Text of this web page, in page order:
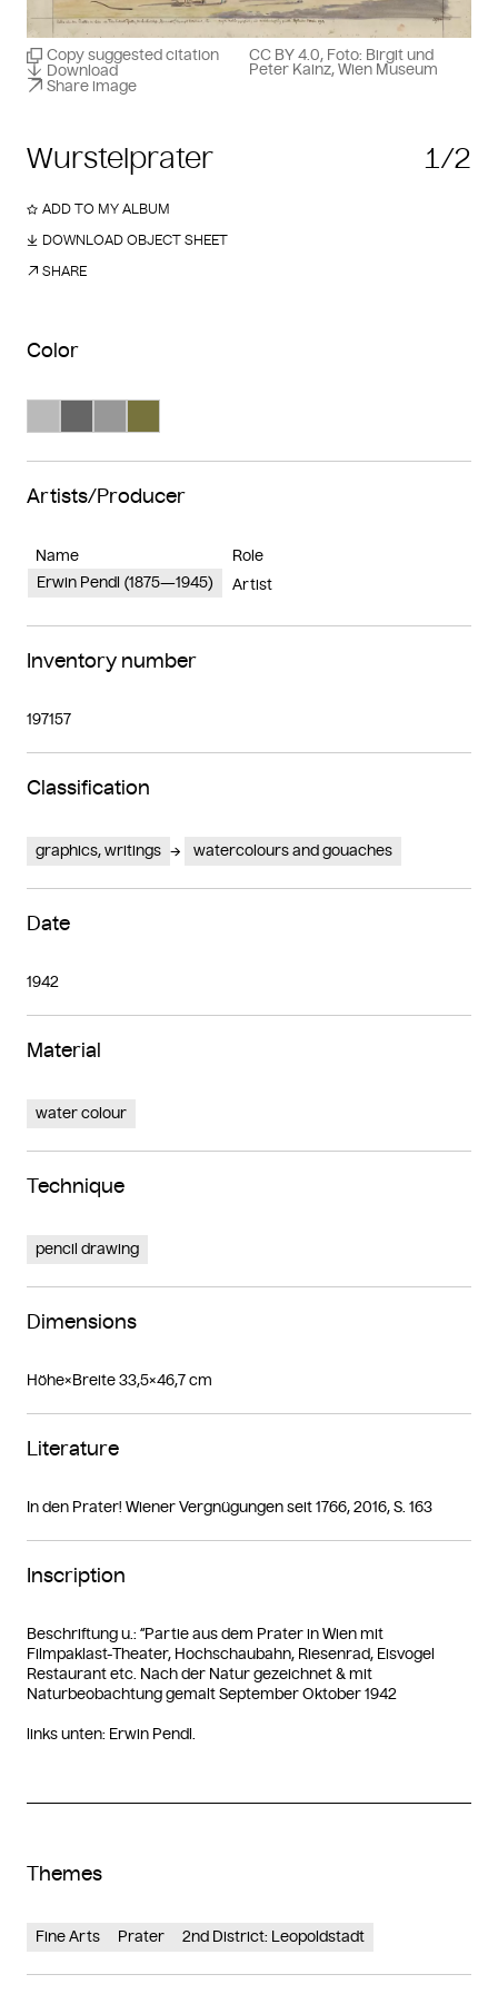
Wurstelprater 1/2
Copy suggested citation
Download
Share image
CC BY 4.0, Foto: Birgit und
Peter Kainz, Wien Museum
ADD TO MY ALBUM
DOWNLOAD OBJECT SHEET
SHARE
Color
Artists/Producer
Name
Role
Erwin Pendl (1875—1945)
Artist
Inventory number
197157
Classification
graphics, writings watercolours and gouaches
Date
1942
Material
water colour
Technique
pencil drawing
Dimensions
Höhe×Breite 33,5×46,7 cm
Literature
In den Prater! Wiener Vergnügungen seit 1766, 2016, S. 163
Inscription
Beschriftung u.: “Partie aus dem Prater in Wien mit
Filmpaklast-Theater, Hochschaubahn, Riesenrad, Eisvogel
Restaurant etc. Nach der Natur gezeichnet & mit
Naturbeobachtung gemalt September Oktober 1942
links unten: Erwin Pendl.
Themes
Fine Arts Prater 2nd District: Leopoldstadt